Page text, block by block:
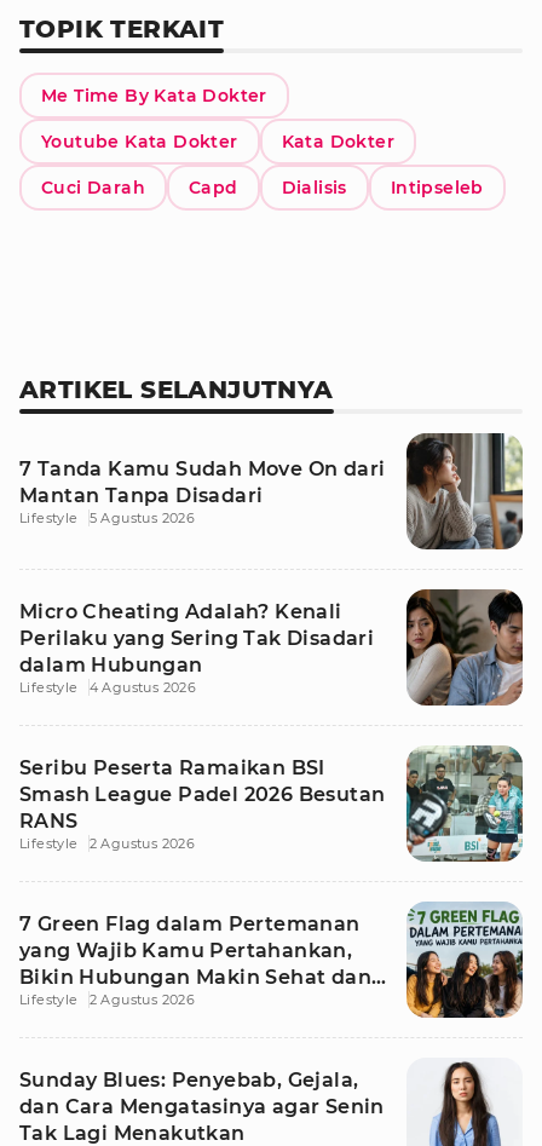
TOPIK TERKAIT
Me Time By Kata Dokter
Youtube Kata Dokter Kata Dokter
Cuci Darah Capd Dialisis Intipseleb
ARTIKEL SELANJUTNYA
7 Tanda Kamu Sudah Move On dari
Mantan Tanpa Disadari
Lifestyle 5 Agustus 2026
Micro Cheating Adalah? Kenali
Perilaku yang Sering Tak Disadari
dalam Hubungan
Lifestyle 4 Agustus 2026
Seribu Peserta Ramaikan BSI
Smash League Padel 2026 Besutan
RANS
Lifestyle 2 Agustus 2026
7 Green Flag dalam Pertemanan
yang Wajib Kamu Pertahankan,
Bikin Hubungan Makin Sehat dan
Awet
Lifestyle 2 Agustus 2026
Sunday Blues: Penyebab, Gejala,
dan Cara Mengatasinya agar Senin
Tak Lagi Menakutkan